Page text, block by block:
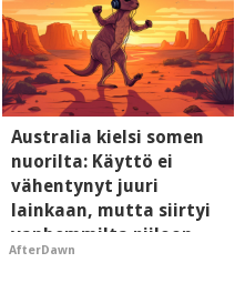
Australia kielsi somen
nuorilta: Käyttö ei
vähentynyt juuri
lainkaan, mutta siirtyi
vanhemmilta piiloon
AfterDawn